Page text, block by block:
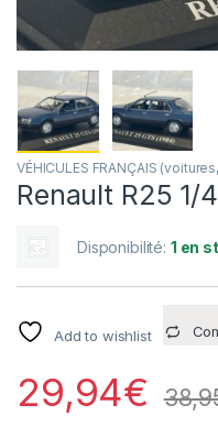
VÉHICULES FRANÇAIS
Renault R25 1/
Disponibilité: 1 en
Add to wishlist
29,94€